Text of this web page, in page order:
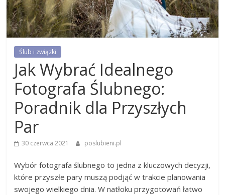
Ślub i związki
Jak Wybrać Idealnego
Fotografa Ślubnego:
Poradnik dla Przyszłych
Par
30 czerwca 2021 poslubieni.pl
Wybór fotografa ślubnego to jedna z kluczowych decyzji,
które przyszłe pary muszą podjąć w trakcie planowania
swojego wielkiego dnia. W natłoku przygotowań łatwo